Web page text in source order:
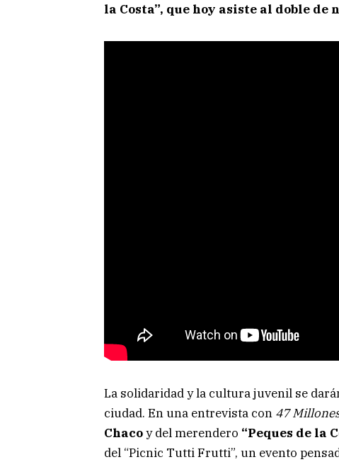
la Costa”, que hoy asiste al doble de
La solidaridad y la cultura juvenil se
ciudad. En una entrevista con 47
Chacoy del merendero “Peques de la
del “Picnic Tutti Frutti”, un evento